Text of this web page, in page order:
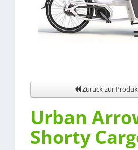
Zurück zur
Urban
Shorty